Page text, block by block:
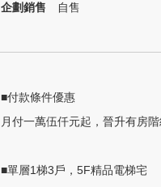
企劃銷售
自售
■付款條件優惠
月付一萬伍仟元起，晉升有房
■單層1梯3戶，5F精品電梯宅